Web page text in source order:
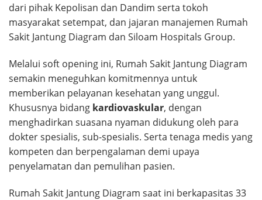
dari pihak Kepolisan dan Dandim serta tokoh
masyarakat setempat, dan jajaran manajemen Rumah
Sakit Jantung Diagram dan Siloam Hospitals Group.
Melalui soft opening ini, Rumah Sakit Jantung Diagram
semakin meneguhkan komitmennya untuk
memberikan pelayanan kesehatan yang unggul.
Khususnya bidang kardiovaskular, dengan
menghadirkan suasana nyaman didukung oleh para
dokter spesialis, sub-spesialis. Serta tenaga medis yang
kompeten dan berpengalaman demi upaya
penyelamatan dan pemulihan pasien.
Rumah Sakit Jantung Diagram saat ini berkapasitas 33